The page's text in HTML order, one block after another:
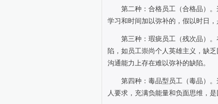
第二种：合格员工（合格品）
学习和时间加以弥补的，假以时日
第三种：瑕疵员工（残次品）
陷，如员工崇尚个人英雄主义，缺
沟通能力上存在难以弥补的缺陷。
第四种：毒品型员工（毒品）
人要求，充满负能量和负面思维，